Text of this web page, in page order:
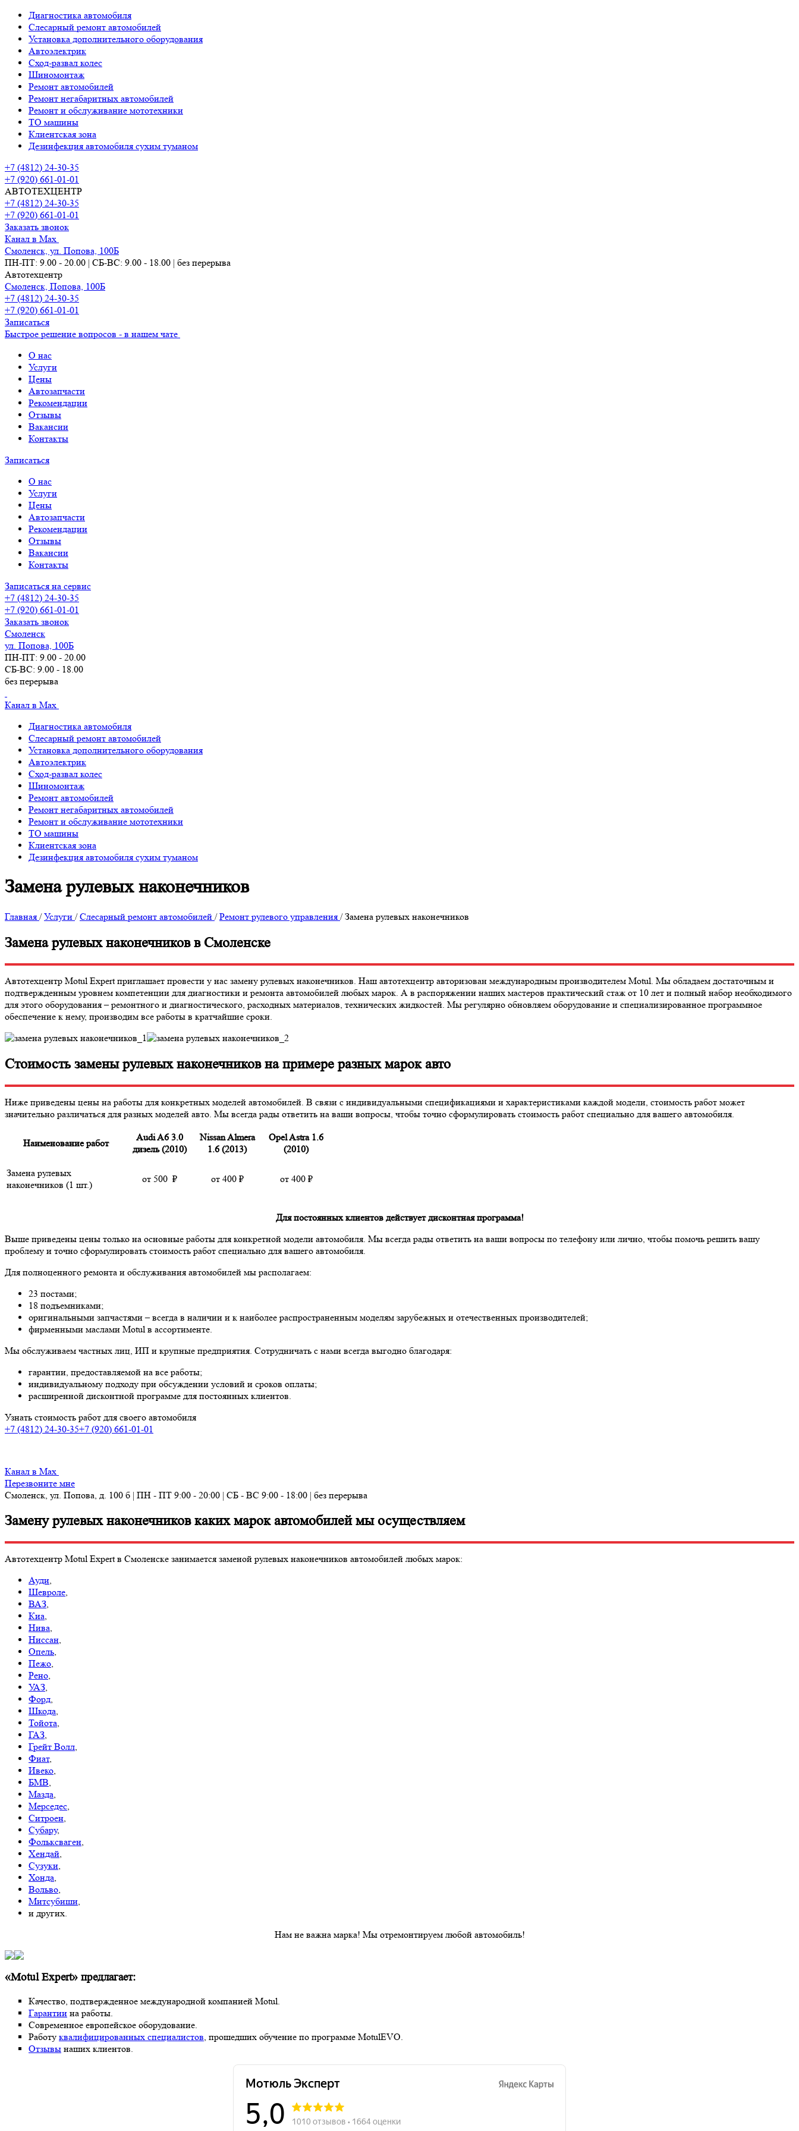
Диагностика автомобиля
Слесарный ремонт автомобилей
Установка дополнительного оборудования
Автоэлектрик
Сход-развал колес
Шиномонтаж
Ремонт автомобилей
Ремонт негабаритных автомобилей
Ремонт и обслуживание мототехники
ТО машины
Клиентская зона
Дезинфекция автомобиля сухим туманом
+7 (4812) 24-30-35
+7 (920) 661-01-01
АВТОТЕХЦЕНТР
+7 (4812) 24-30-35
+7 (920) 661-01-01
Заказать звонок
Канал в Max
Смоленск, ул. Попова, 100Б
ПН-ПТ: 9.00 - 20.00 | СБ-ВС: 9.00 - 18.00 | без перерыва
Автотехцентр
Смоленск, Попова, 100Б
+7 (4812) 24-30-35
+7 (920) 661-01-01
Записаться
Быстрое решение вопросов - в нашем чате
О нас
Услуги
Цены
Автозапчасти
Рекомендации
Отзывы
Вакансии
Контакты
Записаться
О нас
Услуги
Цены
Автозапчасти
Рекомендации
Отзывы
Вакансии
Контакты
Записаться на сервис
+7 (4812) 24-30-35
+7 (920) 661-01-01
Заказать звонок
Смоленск
ул. Попова, 100Б
ПН-ПТ: 9.00 - 20.00
СБ-ВС: 9.00 - 18.00
без перерыва
Канал в Max
Диагностика автомобиля
Слесарный ремонт автомобилей
Установка дополнительного оборудования
Автоэлектрик
Сход-развал колес
Шиномонтаж
Ремонт автомобилей
Ремонт негабаритных автомобилей
Ремонт и обслуживание мототехники
ТО машины
Клиентская зона
Дезинфекция автомобиля сухим туманом
Замена рулевых наконечников
Главная /Услуги /Слесарный ремонт автомобилей /Ремонт рулевого управления /Замена рулевых наконечников
Замена рулевых наконечников в Смоленске
Автотехцентр Motul Expert приглашает провести у нас замену рулевых наконечников. Наш автотехцентр авторизован международным производителем Motul. Мы обладаем достаточным и
подтвержденным уровнем компетенции для диагностики и ремонта автомобилей любых марок. А в распоряжении наших мастеров практический стаж от 10 лет и полный набор необходимого
для этого оборудования – ремонтного и диагностического, расходных материалов, технических жидкостей. Мы регулярно обновляем оборудование и специализированное программное
обеспечение к нему, производим все работы в кратчайшие сроки.
Стоимость замены рулевых наконечников на примере разных марок авто
Ниже приведены цены на работы для конкретных моделей автомобилей. В связи с индивидуальными спецификациями и характеристиками каждой модели, стоимость работ может
значительно различаться для разных моделей авто. Мы всегда рады ответить на ваши вопросы, чтобы точно сформулировать стоимость работ специально для вашего автомобиля.
Наименование работ
Audi A6 3.0
дизель (2010)
Nissan Almera
1.6 (2013)
Opel Astra 1.6
(2010)
Замена рулевых
наконечников (1 шт.)
от 500 ₽ от 400 ₽ от 400 ₽
Для постоянных клиентов действует дисконтная программа!
Выше приведены цены только на основные работы для конкретной модели автомобиля . Мы всегда рады ответить на ваши вопросы по телефону или лично, чтобы помочь решить вашу
проблему и точно сформулировать стоимость работ специально для вашего автомобиля.
Для полноценного ремонта и обслуживания автомобилей мы располагаем:
23 постами;
18 подъемниками;
оригинальными запчастями – всегда в наличии и к наиболее распространенным моделям зарубежных и отечественных производителей;
фирменными маслами Motul в ассортименте.
Мы обслуживаем частных лиц, ИП и крупные предприятия. Сотрудничать с нами всегда выгодно благодаря:
гарантии, предоставляемой на все работы;
индивидуальному подходу при обсуждении условий и сроков оплаты;
расширенной дисконтной программе для постоянных клиентов.
Узнать стоимость работ для своего автомобиля
+7 (4812) 24-30-35+7 (920) 661-01-01
Канал в Max
Перезвоните мне
Смоленск, ул. Попова, д. 100 б | ПН - ПТ 9:00 - 20:00 | СБ - ВС 9:00 - 18:00 | без перерыва
Замену рулевых наконечников каких марок автомобилей мы осуществляем
Автотехцентр Motul Expert в Смоленске занимается заменой рулевых наконечников автомобилей любых марок:
Ауди,
Шевроле,
ВАЗ,
Киа,
Нива,
Ниссан,
Опель,
Пежо,
Рено,
УАЗ,
Форд,
Шкода,
Тойота,
ГАЗ,
Грейт Волл,
Фиат,
Ивеко,
БМВ,
Мазда,
Мерседес,
Ситроен,
Субару,
Фольксваген,
Хендай,
Сузуки,
Хонда,
Вольво,
Митсубиши,
и других.
Нам не важна марка! Мы отремонтируем любой автомобиль!
«Motul Expert» предлагает:
Качество, подтвержденное международной компанией Motul.
Гарантии на работы.
Современное европейское оборудование.
Работу квалифицированных специалистов , прошедших обучение по программе MotulEVO.
Отзывы наших клиентов.